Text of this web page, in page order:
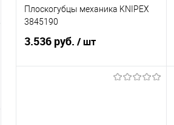
Плоскогубцы механика KNIPEX
3845190
3.536 руб. / шт